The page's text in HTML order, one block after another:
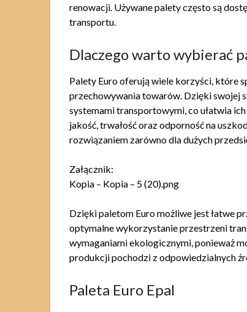
renowacji. Używane palety często są
transportu.
Dlaczego warto wybierać
Palety Euro oferują wiele korzyści, które
przechowywania towarów. Dzięki swojej
systemami transportowymi, co ułatwia
jakość, trwałość oraz odporność na
rozwiązaniem zarówno dla dużych
Załącznik:
Kopia – Kopia – 5 (20).png
Dzięki paletom Euro możliwe jest łatwe
optymalne wykorzystanie przestrzeni
wymaganiami ekologicznymi, ponieważ
produkcji pochodzi z odpowiedzialnych
Paleta Euro Epal